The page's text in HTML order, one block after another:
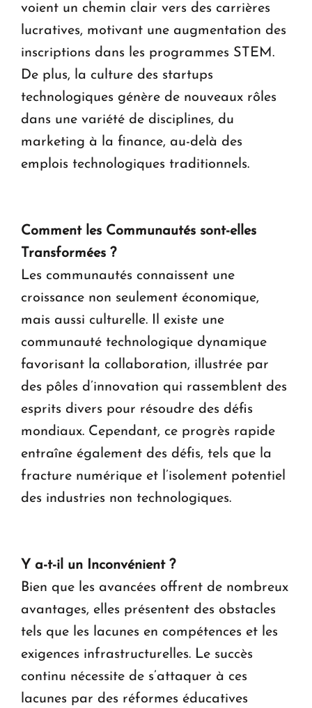
voient un chemin clair vers des carrières
lucratives, motivant une augmentation des
inscriptions dans les programmes STEM.
De plus, la culture des startups
technologiques génère de nouveaux rôles
dans une variété de disciplines, du
marketing à la finance, au-delà des
emplois technologiques traditionnels.
Comment les Communautés sont-elles
Transformées ?
Les communautés connaissent une
croissance non seulement économique,
mais aussi culturelle. Il existe une
communauté technologique dynamique
favorisant la collaboration, illustrée par
des pôles d’innovation qui rassemblent des
esprits divers pour résoudre des défis
mondiaux. Cependant, ce progrès rapide
entraîne également des défis, tels que la
fracture numérique et l’isolement potentiel
des industries non technologiques.
Y a-t-il un Inconvénient ?
Bien que les avancées offrent de nombreux
avantages, elles présentent des obstacles
tels que les lacunes en compétences et les
exigences infrastructurelles. Le succès
continu nécessite de s’attaquer à ces
lacunes par des réformes éducatives